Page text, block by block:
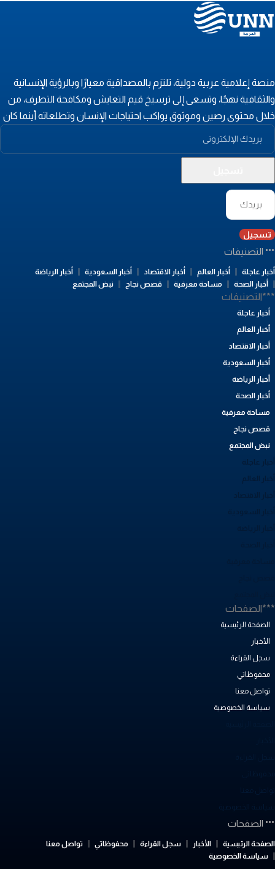
إعلامية عربية دولية، تلتزم بالمصداقية معيارًا وبالرؤية الإنسانية
نهجًا، وتسعى إلى ترسيخ قيم التعايش ومكافحة التطرف، من
محتوى رصين وموثوق يواكب احتياجات الإنسان وتطلعاته أينما كان
تسجيل
التصنيفات
عاجلة أخبار العالم أخبار الاقتصاد أخبار السعودية
أخبار الرياضة
أخبار الصحة
مساحة معرفية قصص نجاح نبض المجتمع
أخبار عاجلة
أخبار العالم
أخبار الاقتصاد
أخبار السعودية
أخبار الرياضة
أخبار الصحة
مساحة معرفية
قصص نجاح
نبض المجتمع
عاجلة
العالم
الاقتصاد
الصفحة الرئيسية
الأخبار
سجل القراءة
محفوظاتي
تواصل معنا
سياسة الخصوصية
الخصوصية
الصفحات
الرئيسية الأخبار سجل القراءة محفوظاتي
تواصل معنا
سياسة الخصوصية